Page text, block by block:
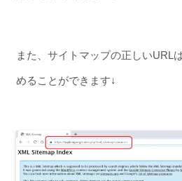
また、サイトマップの正しいURL
めることができます↓